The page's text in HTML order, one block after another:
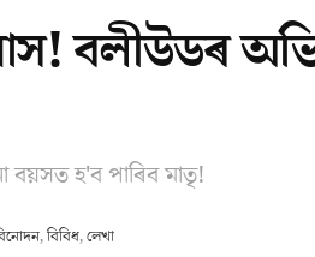
বলীউডৰ
বয়সত হ'ব পাৰিব মাতৃ!
,বিবিধ,লেখা